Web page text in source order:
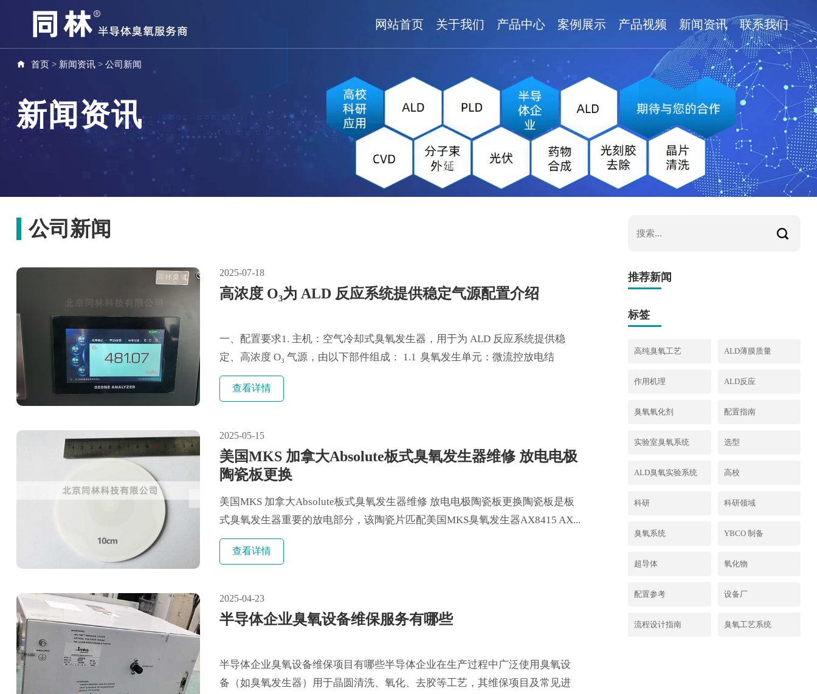
网站首页 关于我们 产品中心 案例展示 产品视频 新闻资讯 联系我们
首页> 新闻资讯> 公司新闻
新闻资讯
公司新闻
2025-07-18
高浓度 O₃为 ALD 反应系统提供稳定气源配置介绍
一、配置要求1. 主机：空气冷却式臭氧发生器，用于为 ALD 反应系统提供稳
定、高浓度 O₃ 气源，由以下部件组成： 1.1 臭氧发生单元：微流控放电结
构，...
查看详情
2025-05-15
美国MKS 加拿大Absolute板式臭氧发生器维修 放电电极
陶瓷板更换
美国MKS 加拿大Absolute板式臭氧发生器维修 放电电极陶瓷板更换陶瓷板是板
式臭氧发生器重要的放电部分，该陶瓷片匹配美国MKS臭氧发生器AX8415 AX...
查看详情
2025-04-23
半导体企业臭氧设备维保服务有哪些
半导体企业臭氧设备维保项目有哪些半导体企业在生产过程中广泛使用臭氧设
备（如臭氧发生器）用于晶圆清洗、氧化、去胶等工艺，其维保项目及常见进
推荐新闻
标签
高纯臭氧工艺 ALD薄膜质量
作用机理 ALD反应
臭氧氧化剂 配置指南
实验室臭氧系统 选型
ALD臭氧实验系统 高校
科研 科研领域
臭氧系统 YBCO 制备
超导体 氧化物
配置参考 设备厂
流程设计指南 臭氧工艺系统